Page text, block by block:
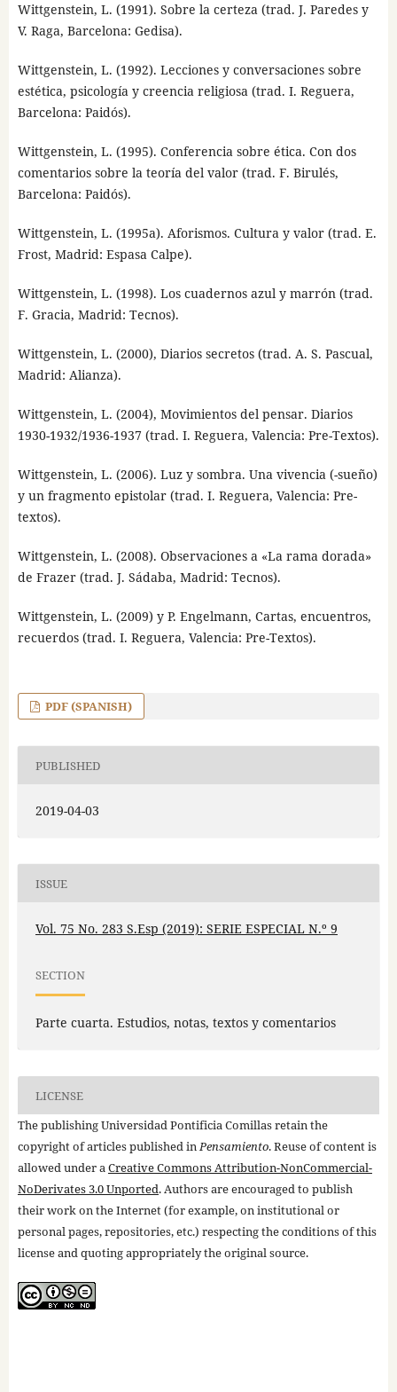
Wittgenstein, L. (1991). Sobre la certeza (trad. J. Paredes y
V. Raga, Barcelona: Gedisa).
Wittgenstein, L. (1992). Lecciones y conversaciones sobre
estética, psicología y creencia religiosa (trad. I. Reguera,
Barcelona: Paidós).
Wittgenstein, L. (1995). Conferencia sobre ética. Con dos
comentarios sobre la teoría del valor (trad. F. Birulés,
Barcelona: Paidós).
Wittgenstein, L. (1995a). Aforismos. Cultura y valor (trad. E.
Frost, Madrid: Espasa Calpe).
Wittgenstein, L. (1998). Los cuadernos azul y marrón (trad.
F. Gracia, Madrid: Tecnos).
Wittgenstein, L. (2000), Diarios secretos (trad. A. S. Pascual,
Madrid: Alianza).
Wittgenstein, L. (2004), Movimientos del pensar. Diarios
1930-1932/1936-1937 (trad. I. Reguera, Valencia: Pre-Textos).
Wittgenstein, L. (2006). Luz y sombra. Una vivencia (-sueño)
y un fragmento epistolar (trad. I. Reguera, Valencia: Pre-
textos).
Wittgenstein, L. (2008). Observaciones a «La rama dorada»
de Frazer (trad. J. Sádaba, Madrid: Tecnos).
Wittgenstein, L. (2009) y P. Engelmann, Cartas, encuentros,
recuerdos (trad. I. Reguera, Valencia: Pre-Textos).
PDF (SPANISH)
PUBLISHED
2019-04-03
ISSUE
Vol. 75 No. 283 S.Esp (2019): SERIE ESPECIAL N.º 9
SECTION
Parte cuarta. Estudios, notas, textos y comentarios
LICENSE
The publishing Universidad Pontificia Comillas retain the
copyright of articles published inPensamiento. Reuse of content is
allowed under aCreative Commons Attribution-NonCommercial-
NoDerivates 3.0 Unported. Authors are encouraged to publish
their work on the Internet (for example, on institutional or
personal pages, repositories, etc.) respecting the conditions of this
license and quoting appropriately the original source.